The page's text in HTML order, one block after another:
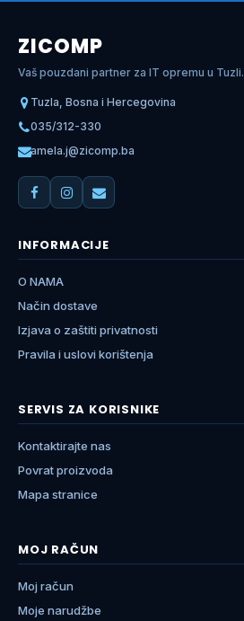
ZICOMP
Vaš pouzdani partner za IT opremu u Tuzli.
Tuzla, Bosna i Hercegovina
035/312-330
amela.j@zicomp.ba
INFORMACIJE
O NAMA
Način dostave
Izjava o zaštiti privatnosti
Pravila i uslovi korištenja
SERVIS ZA KORISNIKE
Kontaktirajte nas
Povrat proizvoda
Mapa stranice
MOJ RAČUN
Moj račun
Moje narudžbe